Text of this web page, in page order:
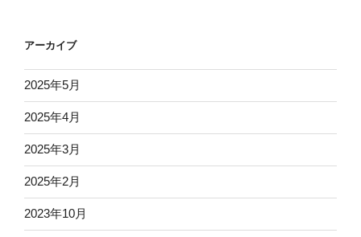
アーカイブ
2025年5月
2025年4月
2025年3月
2025年2月
2023年10月